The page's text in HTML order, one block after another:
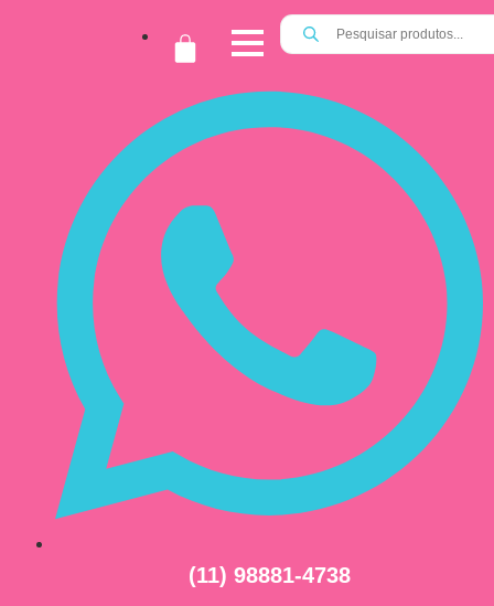
(11) 98881-4738